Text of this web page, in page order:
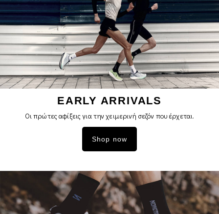
EARLY ARRIVALS
Οι πρώτες αφίξεις για την χειμερινή σεζόν που έρχεται.
Shop now